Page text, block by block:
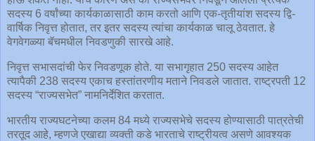
सदस्य 6 वर्षांच्या कार्यकाळासाठी काम करतो आणि एक-तृतीयांश सदस्य द्वि-
वार्षिक निवृत्त होतात, तर इतर सदस्य त्यांचा कार्यकाळ चालू ठेवतात. हे
वेगवेगळ्या बॅचमधील निवडणुकी सारखे आहे.
निवृत्त सभासदांची फेर निवडणूक होते. या सभागृहात 250 सदस्य आहेत
त्यापैकी 238 सदस्य एकाच हस्तांतरणीय मताने निवडले जातात. राष्ट्रपती 12
सदस्य “राज्यसभेत” नामनिर्देशित करतात.
भारतीय राज्यघटनेच्या कलम 84 मध्ये राज्यसभेचे सदस्य होण्यासाठी पात्रतेची
तरतूद आहे, म्हणजे एखाद्या व्यक्ती कडे भारताचे राष्ट्रीयत्व असणे आवश्यक